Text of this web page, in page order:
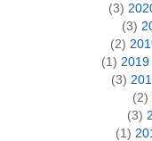
(3)
(3)
(2)
(1)
(3)
(2)
(3)
(1)